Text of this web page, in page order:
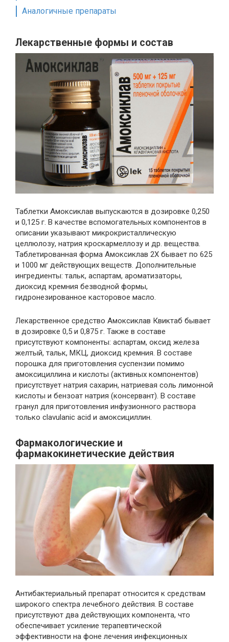
Аналогичные препараты
Лекарственные формы и состав
Таблетки Амоксиклав выпускаются в дозировке 0,250
и 0,125 г. В качестве вспомогательных компонентов в
описании указывают микрокристаллическую
целлюлозу, натрия кроскармеллозу и др. вещества.
Таблетированная форма Амоксиклав 2Х бывает по 625
и 1000 мг действующих веществ. Дополнительные
ингредиенты: тальк, аспартам, ароматизаторы,
диоксид кремния безводной формы,
гидронезированное касторовое масло.
Лекарственное средство Амоксиклав Квиктаб бывает
в дозировке 0,5 и 0,875 г. Также в составе
присутствуют компоненты: аспартам, оксид железа
желтый, тальк, МКЦ, диоксид кремния. В составе
порошка для приготовления суспензии помимо
амоксициллина и кислоты (активных компонентов)
присутствует натрия сахарин, натриевая соль лимонной
кислоты и бензоат натрия (консервант). В составе
гранул для приготовления инфузионного раствора
только clavulanic acid и амоксициллин.
Фармакологические и
фармакокинетические действия
Антибактериальный препарат относится к средствам
широкого спектра лечебного действия. В составе
присутствуют два действующих компонента, что
обеспечивает усиление терапевтической
эффективности на фоне лечения инфекционных